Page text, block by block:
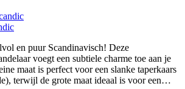
en puur Scandinavisch! Deze
voegt een subtiele charme toe aan je
maat is perfect voor een slanke taperkaars
terwijl de grote maat ideaal is voor een…